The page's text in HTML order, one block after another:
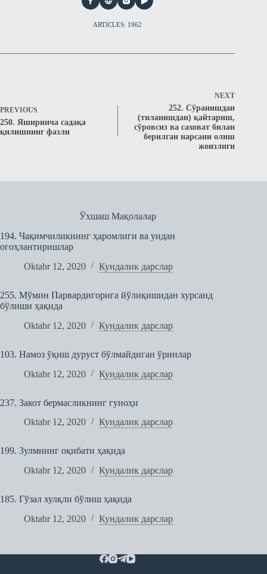
ARTICLES: 1962
PREVIOUS
250. Яширинча садақа
қилишнинг фазли
NEXT
252. Сўранишдан
(тиланишдан) қайтариш,
сўровсиз ва саховат билан
берилган нарсани олиш
жоизлиги
Ўхшаш Мақолалар
194. Чақимчиликнинг ҳаромлиги ва ундан
огоҳлантиришлар
Oktabr 12, 2020
Кундалик дарслар
255. Мўмин Парвардигорига йўлиқишидан хурсанд
бўлиши ҳақида
Oktabr 12, 2020
Кундалик дарслар
103. Намоз ўқиш дуруст бўлмайдиган ўринлар
Oktabr 12, 2020
Кундалик дарслар
237. Закот бермасликнинг гуноҳи
Oktabr 12, 2020
Кундалик дарслар
199. Зулмнинг оқибати ҳақида
Oktabr 12, 2020
Кундалик дарслар
185. Гўзал хулқли бўлиш ҳақида
Oktabr 12, 2020
Кундалик дарслар